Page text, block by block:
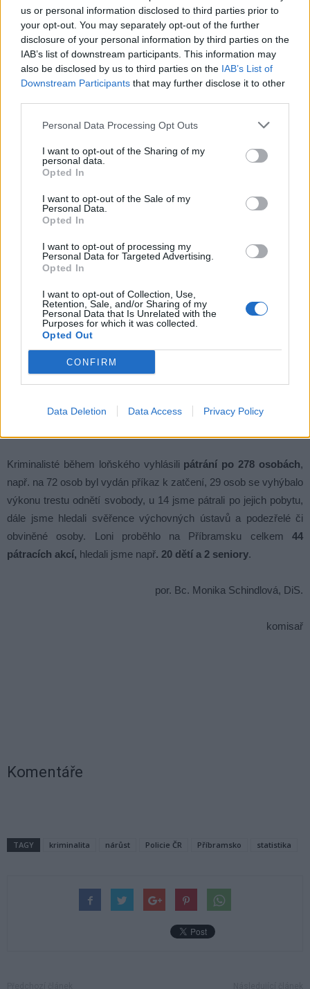
us or personal information disclosed to third parties prior to
your opt-out. You may separately opt-out of the further
disclosure of your personal information by third parties on the
IAB’s list of downstream participants. This information may
also be disclosed by us to third parties on the IAB’s List of
Downstream Participants that may further disclose it to other
Personal Data Processing Opt Outs
I want to opt-out of the Sharing of my
personal data.
Opted In
I want to opt-out of the Sale of my
Personal Data.
Opted In
I want to opt-out of processing my
Personal Data for Targeted Advertising.
Opted In
I want to opt-out of Collection, Use,
Retention, Sale, and/or Sharing of my
Personal Data that Is Unrelated with the
Purposes for which it was collected.
Opted Out
CONFIRM
Data Deletion Data Access Privacy Policy
výkonu úředního rozhodnutí , 138xohrožení pod vlivem
návykové látky , 73xzanedbání povinné výživy , 68x poškození
cizí věci, 35x sprejerství.
Recidivisté spáchalicelkem 573 případů tj.68 % objasněných
vloupávali se do ostatních objektů a jezdili pod vlivem
návykových látek.Mladistvíve věku od 15 do 18 letse podíleli
na 19 trestných činech
Kriminalisté během loňského vyhlásili pátrání po 278 osobách,
např. na 72 osob byl vydán příkaz k zatčení, 29 osob se vyhýbalo
výkonu trestu odnětí svobody, u 14 jsme pátrali po jejich pobytu,
dále jsme hledali svěřence výchovných ústavů a podezřelé či
obviněné osoby. Loni proběhlo na Příbramsku celkem 44
pátracích akcí, hledali jsme např. 20 dětí a 2 seniory.
por. Bc. Monika Schindlová, DiS.
komisař
Komentáře
TAGY kriminalita nárůst Policie ČR Příbramsko statistika